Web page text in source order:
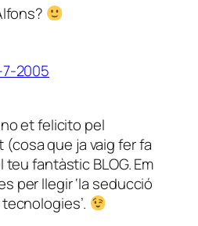
2005
et felicito pel
que ja vaig fer fa
fantàstic BLOG. Em
per llegir ‘la seducció